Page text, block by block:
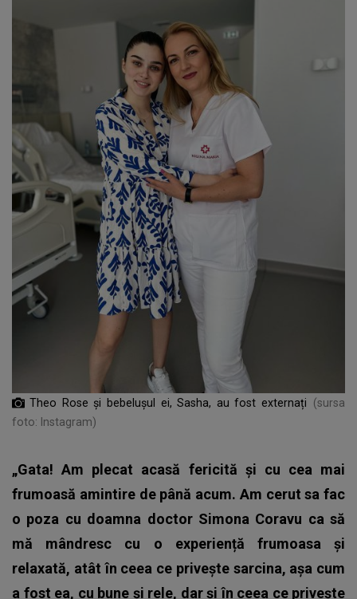
Theo Rose și bebelușul ei, Sasha, au fost externați
(sursa
foto: Instagram)
„Gata! Am plecat acasă fericită și cu cea mai
frumoasă amintire de până acum. Am cerut sa fac
o poza cu doamna doctor Simona Coravu ca să
mă mândresc cu o experiență frumoasa și
relaxată, atât în ceea ce privește sarcina, așa cum
a fost ea, cu bune și rele, dar și în ceea ce privește